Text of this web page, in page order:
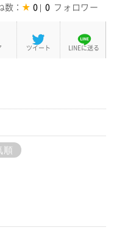
数： 0 0
ツイート LINEに送る
順